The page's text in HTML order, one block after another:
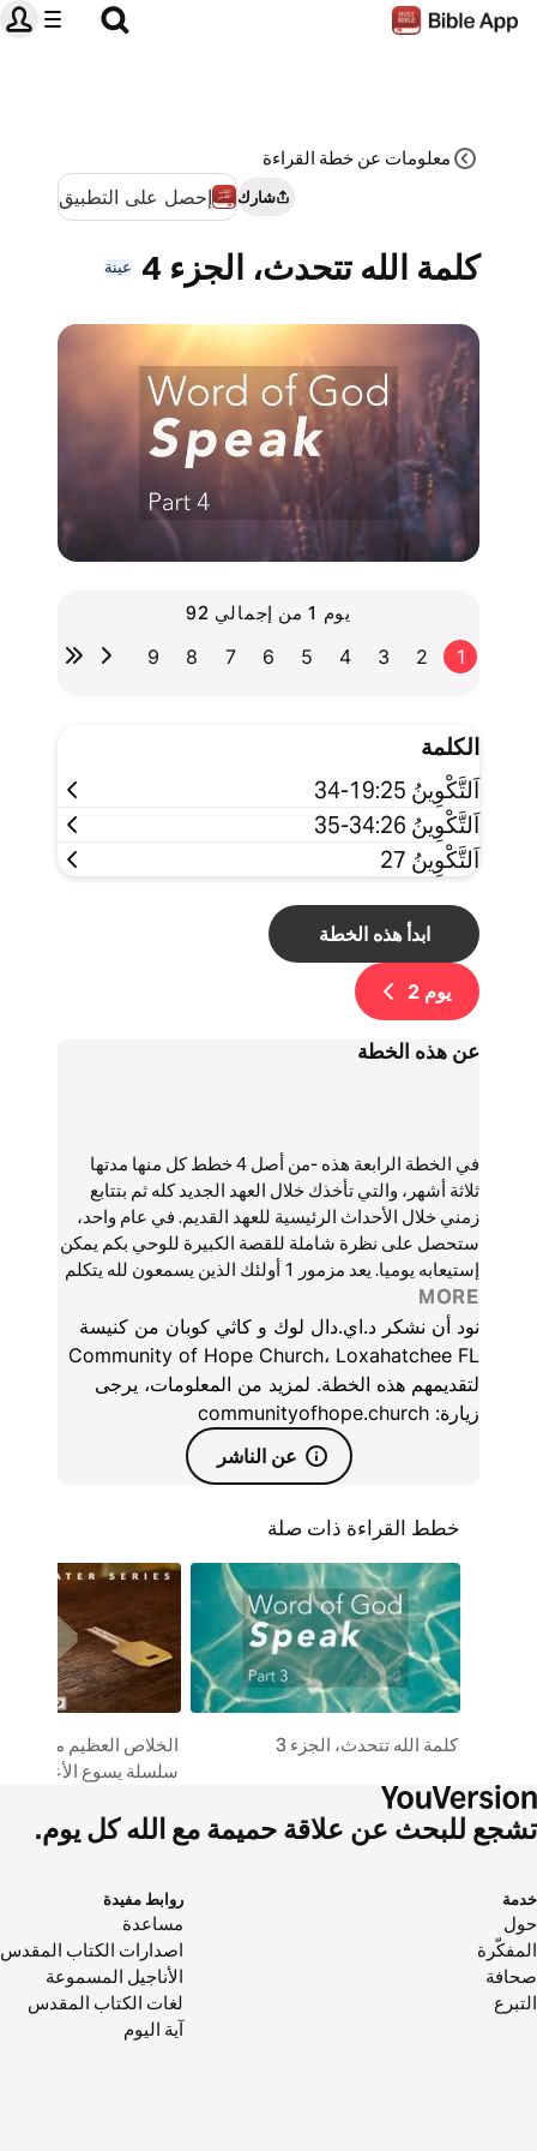
معلومات عن خطة القراءة‌
شارك إحصل على التطبيق
كلمة الله تتحدث، الجزء 4 عينة
يوم 1 من إجمالي 92
1
2
3
4
5
6
7
8
9
الكلمة
اَلتَّكْوِينُ 19:25-34
اَلتَّكْوِينُ 34:26-35
اَلتَّكْوِينُ 27
ابدأ هذه الخطة
يوم 2
عن هذه الخطة
في الخطة الرابعة هذه -من أصل 4 خطط كل منها مدتها
ثلاثة أشهر، والتي تأخذك خلال العهد الجديد كله ثم بتتابع
زمني خلال الأحداث الرئيسية للعهد القديم. في عام واحد،
ستحصل على نظرة شاملة للقصة الكبيرة للوحي بكم يمكن
إستيعابه يوميا. يعد مزمور 1 أولئك الذين يسمعون لله يتكلم
من خلال كلمته بالنمو بقوة و بالثمر كشجرة يانعة خلال
مواسم الحياة.
MORE
نود أن نشكر د.اي.دال لوك و كاثي كوبان من كنيسة
Community of Hope Church، Loxahatchee FL
لتقديمهم هذه الخطة. لمزيد من المعلومات، يرجى
زيارة: communityofhope.church
عن الناشر
خطط القراءة ذات صلة
كلمة الله تتحدث، الجزء 3
الخلاص العظيم من
سلسلة يسوع الأعظم #1
تشجع للبحث عن علاقة حميمة مع الله كل يوم.
خدمة
حول‌
المفكّرة
صحافة
التبرع
روابط مفيدة
مساعدة
اصدارات الكتاب المقدس
الأناجيل المسموعة
لغات الكتاب المقدس
آية اليوم